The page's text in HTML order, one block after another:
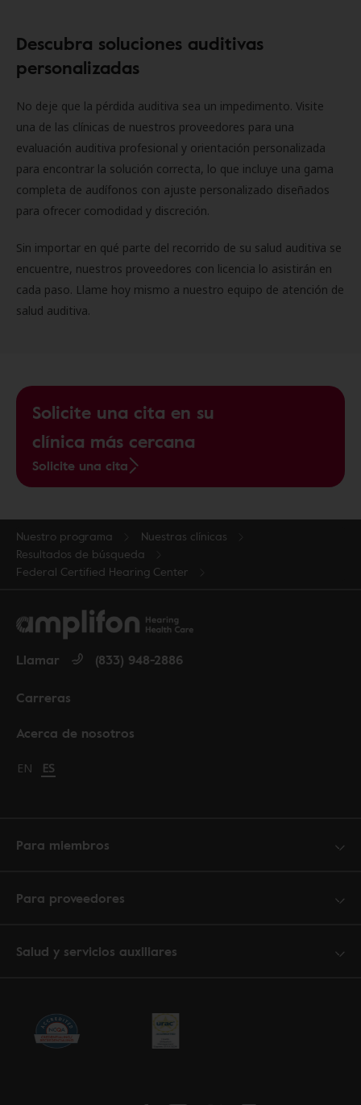
Descubra soluciones auditivas
personalizadas
No deje que la pérdida auditiva sea un impedimento. Visite
una de las clínicas de nuestros proveedores para una
evaluación auditiva profesional y orientación personalizada
para encontrar la solución correcta, lo que incluye una gama
completa de audífonos con ajuste personalizado diseñados
para ofrecer comodidad y discreción.
Sin importar en qué parte del recorrido de su salud auditiva se
encuentre, nuestros proveedores con licencia lo asistirán en
cada paso. Llame hoy mismo a nuestro equipo de atención de
salud auditiva.
Solicite una cita en su
clínica más cercana
Solicite una cita
Nuestro programa
Nuestras clínicas
Resultados de búsqueda
Federal Certified Hearing Center
Acerca de nosotros
Carreras
Llamar (833) 948-2886
Change language to English
EN Cambiar idioma a español
ES
Para miembros
Para proveedores
Salud y servicios auxiliares